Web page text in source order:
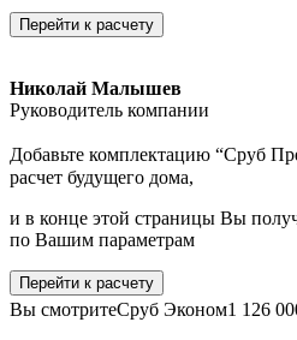
Перейти к расчету
Николай Малышев
Руководитель компании
Добавьте комплектацию “Сруб
расчет будущего дома,
и в конце этой страницы Вы
по Вашим параметрам
Перейти к расчету
Вы смотритеСруб Эконом1 126